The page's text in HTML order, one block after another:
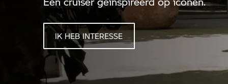
F 900 GS R
R 12 G/S
R 18
R
IK HEB INTERESSE